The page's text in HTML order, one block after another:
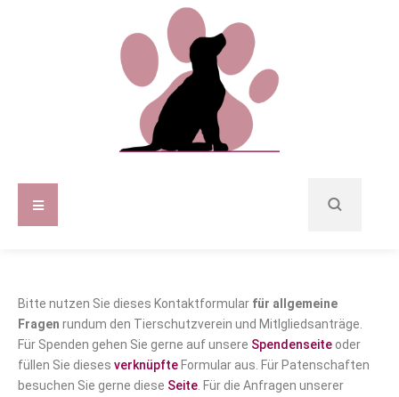
Bitte nutzen Sie dieses Kontaktformular für allgemeine
Fragen rundum den Tierschutzverein und Mitlgliedsanträge.
Für Spenden gehen Sie gerne auf unsere Spendenseite oder
füllen Sie dieses verknüpfteFormular aus. Für Patenschaften
besuchen Sie gerne diese Seite . Für die Anfragen unserer